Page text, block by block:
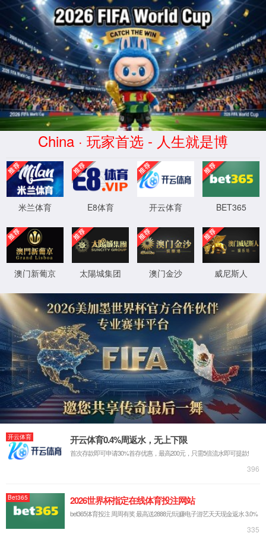
yd222云顶线路检测
404你访问的页面找不回来了
你访问的页面找不回来了，但是我们可以一起寻找失踪宝贝
XYHCMS [ 2026-08-09 11:33:11 ]
XML 地图